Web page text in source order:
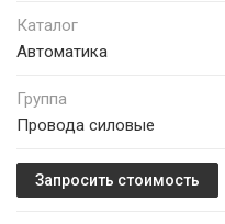
Каталог
Автоматика
Группа
Провода силовые
Запросить стоимость